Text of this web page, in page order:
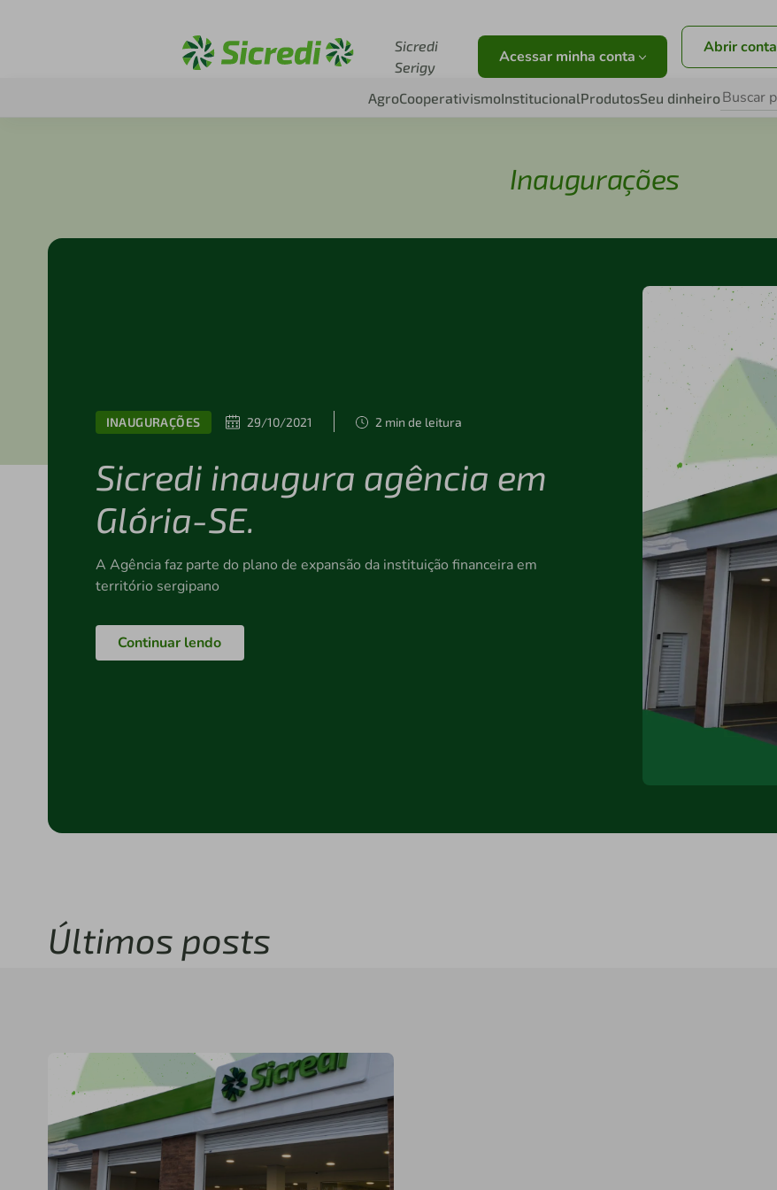
Sicredi
Serigy
Acessar minha conta Abrir conta
AgroCooperativismoInstitucionalProdutosSeu dinheiro
Inaugurações
INAUGURAÇÕES 29/10/2021 2 min de leitura
Sicredi inaugura agência em
Glória-SE.
A Agência faz parte do plano de expansão da instituição financeira em
território sergipano
Continuar lendo
Últimos posts